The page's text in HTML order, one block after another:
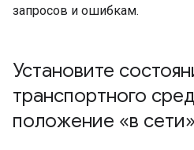
запросов и ошибкам.
Установите
транспортного
положение «в сети»